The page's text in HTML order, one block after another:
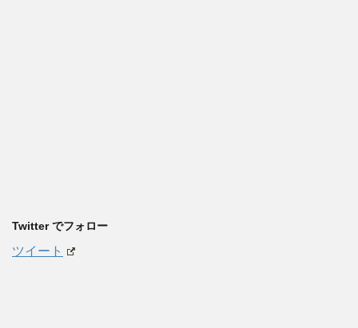
Twitter でフォロー
ツイート